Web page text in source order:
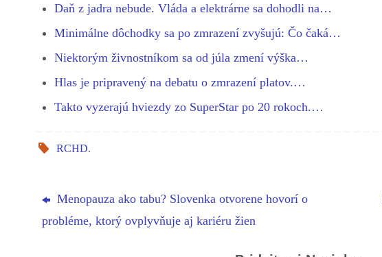
Daň z jadra nebude. Vláda a elektrárne sa dohodli na…
Minimálne dôchodky sa po zmrazení zvyšujú: Čo čaká…
Niektorým živnostníkom sa od júla zmení výška…
Hlas je pripravený na debatu o zmrazení platov.…
Takto vyzerajú hviezdy zo SuperStar po 20 rokoch.…
RCHD.
Menopauza ako tabu? Slovenka otvorene hovorí o
probléme, ktorý ovplyvňuje aj kariéru žien